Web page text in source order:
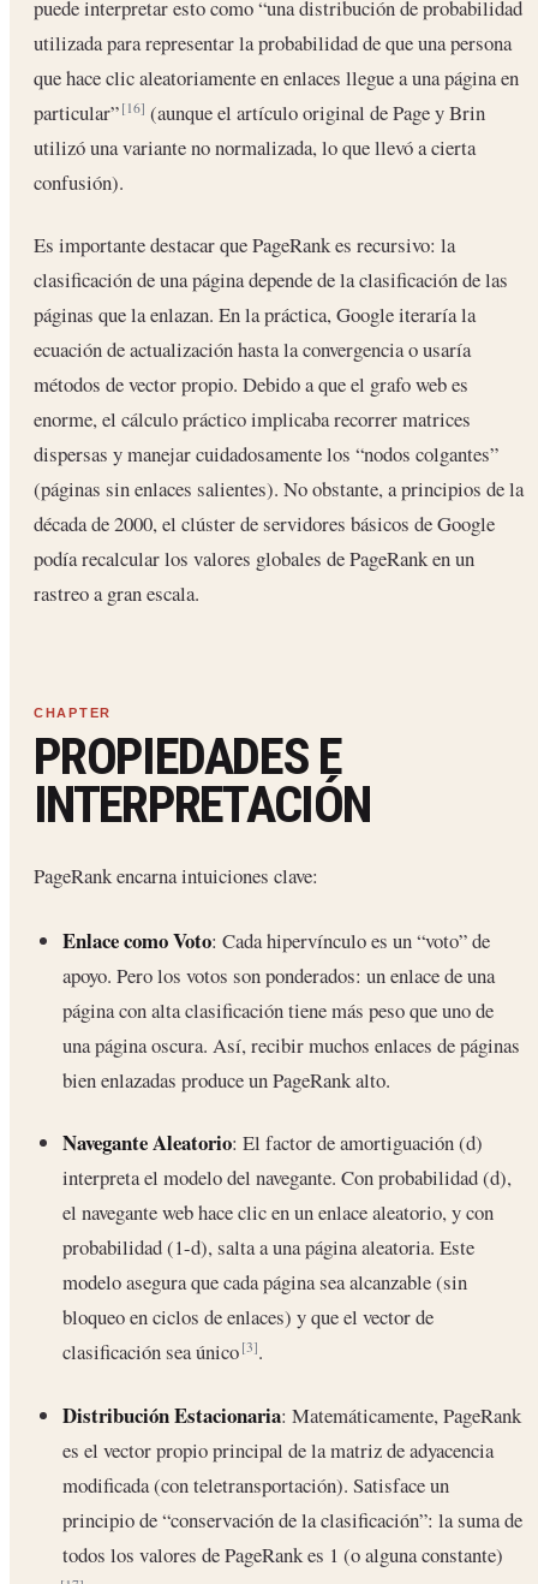
puede interpretar esto como “una distribución de probabilidad
utilizada para representar la probabilidad de que una persona
que hace clic aleatoriamente en enlaces llegue a una página en
particular”[16] (aunque el artículo original de Page y Brin
utilizó una variante no normalizada, lo que llevó a cierta
confusión).
Es importante destacar que PageRank es recursivo: la
clasificación de una página depende de la clasificación de las
páginas que la enlazan. En la práctica, Google iteraría la
ecuación de actualización hasta la convergencia o usaría
métodos de vector propio. Debido a que el grafo web es
enorme, el cálculo práctico implicaba recorrer matrices
dispersas y manejar cuidadosamente los “nodos colgantes”
(páginas sin enlaces salientes). No obstante, a principios de la
década de 2000, el clúster de servidores básicos de Google
podía recalcular los valores globales de PageRank en un
rastreo a gran escala.
PROPIEDADES E
INTERPRETACIÓN
PageRank encarna intuiciones clave:
Enlace como Voto: Cada hipervínculo es un “voto” de
apoyo. Pero los votos son ponderados: un enlace de una
página con alta clasificación tiene más peso que uno de
una página oscura. Así, recibir muchos enlaces de páginas
bien enlazadas produce un PageRank alto.
Navegante Aleatorio: El factor de amortiguación (d)
interpreta el modelo del navegante. Con probabilidad (d),
el navegante web hace clic en un enlace aleatorio, y con
probabilidad (1-d), salta a una página aleatoria. Este
modelo asegura que cada página sea alcanzable (sin
bloqueo en ciclos de enlaces) y que el vector de
clasificación sea único[3].
Distribución Estacionaria: Matemáticamente, PageRank
es el vector propio principal de la matriz de adyacencia
modificada (con teletransportación). Satisface un
principio de “conservación de la clasificación”: la suma de
todos los valores de PageRank es 1 (o alguna constante)